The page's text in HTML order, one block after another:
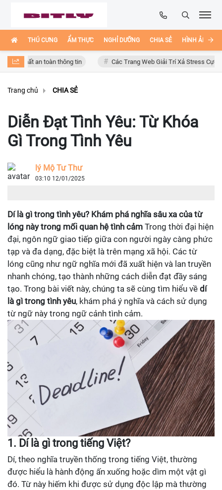
THÚ CƯNG ẨM THỰC NGHỈ DƯỠNG CHIA SẺ HÌNH ẢNH
an toàn thông tin Các Trang Web Giải Trí Xả Stress Cực Hay Ho
Trang chủ CHIA SẺ
Diễn Đạt Tình Yêu: Từ Khóa
Gì Trong Tình Yêu
lý Mộ Tư Thư
03:10 12/01/2025
Dí là gì trong tình yêu? Khám phá nghĩa sâu xa của từ
lóng này trong mối quan hệ tình cảm Trong thời đại hiện
đại, ngôn ngữ giao tiếp giữa con người ngày càng phức
tạp và đa dạng, đặc biệt là trên mạng xã hội. Các từ
lóng cũng như ngữ nghĩa mới đã xuất hiện và lan truyền
nhanh chóng, tạo thành những cách diễn đạt đầy sáng
tạo. Trong bài viết này, chúng ta sẽ cùng tìm hiểu về dí
là gì trong tình yêu, khám phá ý nghĩa và cách sử dụng
từ ngữ này trong ngữ cảnh tình cảm.
1. Dí là gì trong tiếng Việt?
Dí, theo nghĩa truyền thống trong tiếng Việt, thường
được hiểu là hành động ấn xuống hoặc dìm một vật gì
đó. Từ này hiếm khi được sử dụng độc lập mà thường